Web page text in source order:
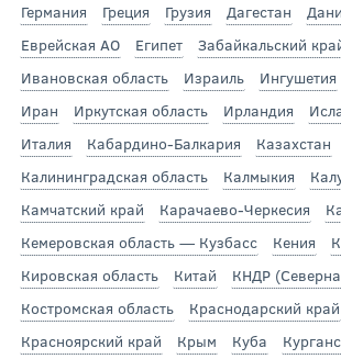
Германия
Греция Грузия Дагестан
Еврейская АО
Египет
Забайкальский
Ивановская область
Израиль Ингушетия
Иран
Иркутская область Ирландия
Италия
Кабардино-Балкария
Казахстан
Калининградская область
Калмыкия
Камчатский край
Карачаево-Черкесия
Кемеровская область — Кузбасс
Кения
Кировская область
Китай КНДР
Костромская область
Краснодарский край
Красноярский край
Крым Куба